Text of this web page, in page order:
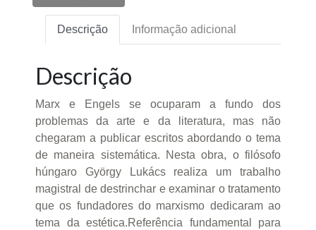
Descrição Informação adicional
Descrição
Marx e Engels se ocuparam a fundo dos
problemas da arte e da literatura, mas não
chegaram a publicar escritos abordando o tema
de maneira sistemática. Nesta obra, o filósofo
húngaro György Lukács realiza um trabalho
magistral de destrinchar e examinar o tratamento
que os fundadores do marxismo dedicaram ao
tema da estética.Referência fundamental para